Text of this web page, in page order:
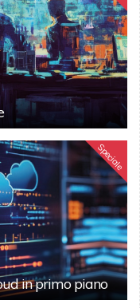
Speciale
in primo piano